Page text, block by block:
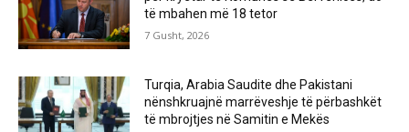
të mbahen më 18 tetor
7 Gusht, 2026
Turqia, Arabia Saudite dhe Pakistani
nënshkruajnë marrëveshje të përbashkët
të mbrojtjes në Samitin e Mekës